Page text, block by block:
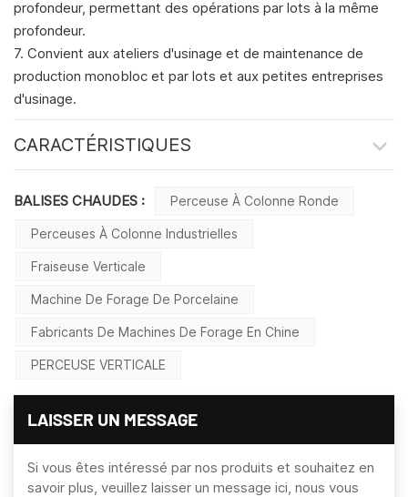
profondeur, permettant des opérations par lots à la même
profondeur.
7. Convient aux ateliers d'usinage et de maintenance de
production monobloc et par lots et aux petites entreprises
d'usinage.
CARACTÉRISTIQUES
BALISES CHAUDES : Perceuse À Colonne Ronde
Perceuses À Colonne Industrielles
Fraiseuse Verticale
Machine De Forage De Porcelaine
Fabricants De Machines De Forage En Chine
PERCEUSE VERTICALE
LAISSER UN MESSAGE
Si vous êtes intéressé par nos produits et souhaitez en
savoir plus, veuillez laisser un message ici, nous vous